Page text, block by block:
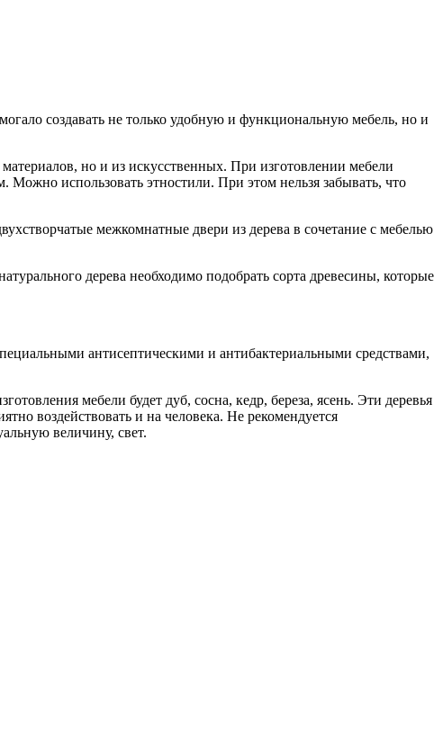
создавать не только удобную и функциональную мебель, но и
но и из искусственных. При изготовлении мебели
Можно использовать этностили. При этом нельзя забывать, что
межкомнатные двери из дерева в сочетание с мебелью
дерева необходимо подобрать сорта древесины, которые
антисептическими и антибактериальными средствами,
мебели будет дуб, сосна, кедр, береза, ясень. Эти деревья
воздействовать и на человека. Не рекомендуется
величину, свет.